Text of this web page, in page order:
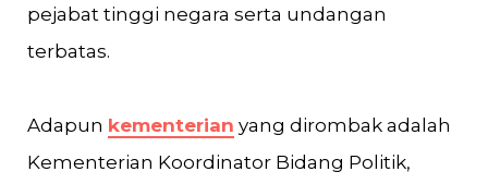
pejabat tinggi negara serta undangan
terbatas.
Adapun kementerian yang dirombak adalah
Kementerian Koordinator Bidang Politik,